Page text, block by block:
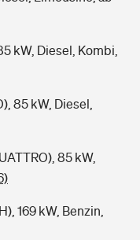
kW, Diesel, Kombi,
85 kW, Diesel,
85 kW,
169 kW, Benzin,